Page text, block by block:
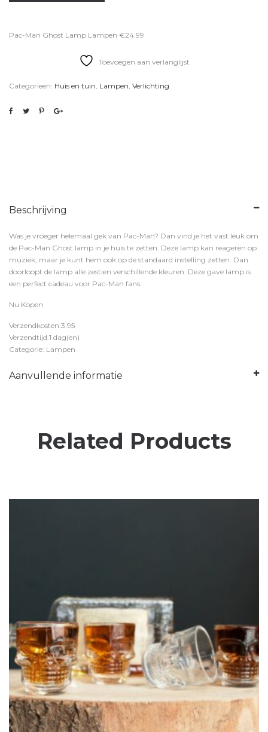
Pac-Man Ghost Lamp Lampen €24.99
Toevoegen aan verlanglijst
Categorieën: Huis en tuin, Lampen, Verlichting
Beschrijving
Was je vroeger helemaal gek van Pac-Man? Dan vind je het vast leuk om
de Pac-Man Ghost lamp in je huis te zetten. Deze lamp kan reageren op
muziek, maar je kunt hem ook op de standaard instelling zetten. Dan
doorloopt de lamp alle zestien verschillende kleuren. Deze gave lamp is
een perfect cadeau voor Pac-Man fans.
Nu Kopen
Verzendkosten:3.95
Verzendtijd:1 dag(en)
Categorie: Lampen
Aanvullende informatie
Related Products